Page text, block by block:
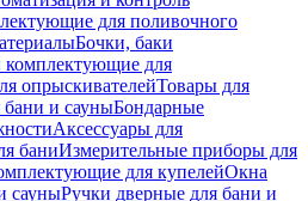
для поливочного
Бочки, баки
комплектующие для
опрыскивателейТовары для
бани и сауныБондарные
Аксессуары для
баниИзмерительные приборы для
для купелейОкна
сауныРучки дверные для бани и